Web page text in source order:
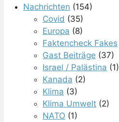
Nachrichten (154)
Covid (35)
Europa (8)
Faktencheck Fakes
Gast Beiträge (37)
Israel / Palästina (1)
Kanada (2)
Klima (3)
Klima Umwelt (2)
NATO (1)